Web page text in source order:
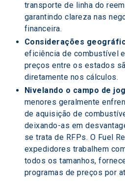
transporte de linha do
garantindo clareza nas
financeira.
Considerações
eficiência de combustível
preços entre os estados
diretamente nos cálculos.
Nivelando o campo de
menores geralmente
de aquisição de
deixando-as em
se trata de RFPs. O Fuel
expedidores trabalhem
todos os tamanhos,
programas de preços por